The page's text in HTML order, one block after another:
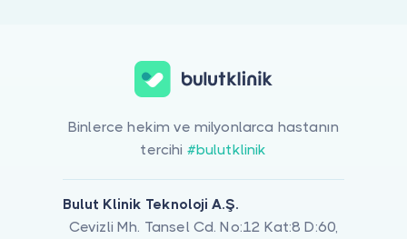
Binlerce hekim ve milyonlarca hastanın
tercihi #bulutklinik
Bulut Klinik Teknoloji A.Ş.
Cevizli Mh. Tansel Cd. No:12 Kat:8 D:60,